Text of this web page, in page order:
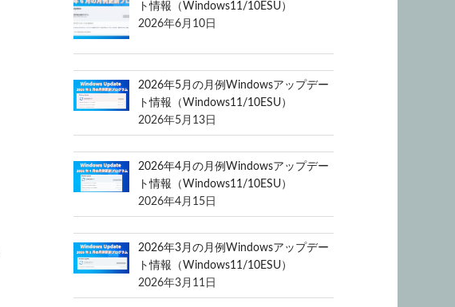
ト情報（Windows11/10ESU）
2026年6月10日
2026年5月の月例Windowsアップデー
ト情報（Windows11/10ESU）
2026年5月13日
2026年4月の月例Windowsアップデー
ト情報（Windows11/10ESU）
2026年4月15日
2026年3月の月例Windowsアップデー
ト情報（Windows11/10ESU）
2026年3月11日